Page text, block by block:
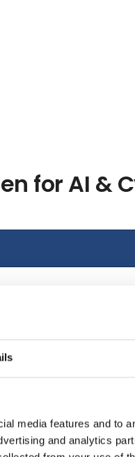
media features and to
and analytics
for AI &